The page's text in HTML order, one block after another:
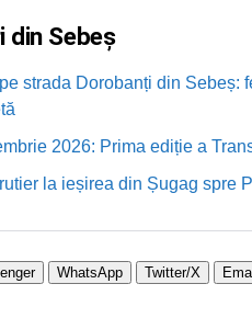
din Sebeș
strada Dorobanți din Sebeș:
2026: Prima ediție a
la ieșirea din Șugag spre
WhatsApp Twitter/X